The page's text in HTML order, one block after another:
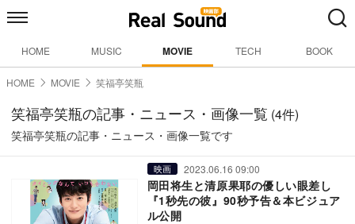
HOME MUSIC MOVIE TECH BOOK
HOME MOVIE 笑福亭笑瓶
笑福亭笑瓶の記事・ニュース・画像一覧 (4件)
笑福亭笑瓶の記事・ニュース・画像一覧です
映画 2023.06.16 09:00
岡田将生と清原果耶の優しい眼差し
『1秒先の彼』90秒予告＆本ビジュア
ル公開